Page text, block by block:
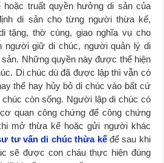
truất quyền hưởng di sản của
di sản cho từng người thừa kế,
tặng, thờ cúng, giao nghĩa vụ cho
người giữ di chúc, người quản lý di
Những quyền này được thể hiện
Di chúc dù đã được lập thì vẫn có
thế hay hủy bỏ di chúc vào bất cứ
còn sống. Người lập di chúc có
quan công chứng để công chứng
mở thừa kế hoặc gửi người khác
tư vấn di chúc thừa kế để sau khi
sẽ được con cháu thực hiện đúng